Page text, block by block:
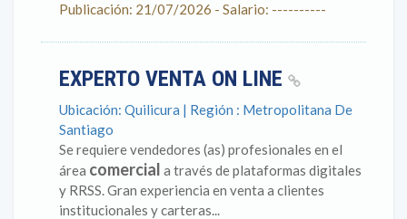
Publicación: 21/07/2026 - Salario: ----------
EXPERTO VENTA ON LINE
Ubicación: Quilicura | Región : Metropolitana De
Santiago
Se requiere vendedores (as) profesionales en el
área comercial a través de plataformas digitales
y RRSS. Gran experiencia en venta a clientes
institucionales y carteras...